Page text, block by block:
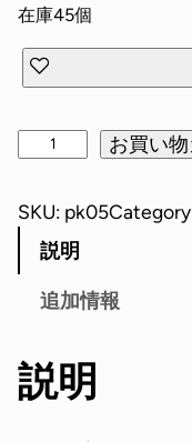
在庫45個
お買い
SKU: pk05
説明
追加情報
説明